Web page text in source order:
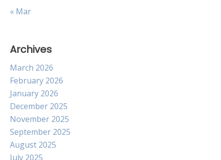
« Mar
Archives
March 2026
February 2026
January 2026
December 2025
November 2025
September 2025
August 2025
July 2025